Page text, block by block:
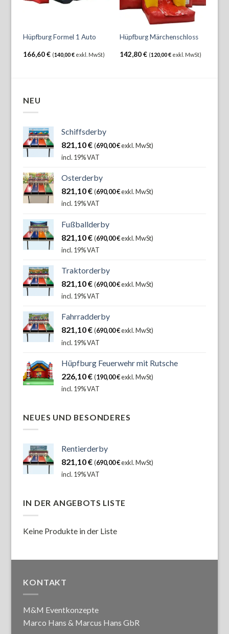
Hüpfburg Formel 1 Auto
166,60€ (140,00€ exkl. MwSt)
Hüpfburg Märchenschloss
142,80€ (120,00€exkl. MwSt)
NEU
Schiffsderby
821,10€ (690,00€exkl. MwSt)
incl. 19% VAT
Osterderby
821,10€ (690,00€exkl. MwSt)
incl. 19% VAT
Fußballderby
821,10€ (690,00€exkl. MwSt)
incl. 19% VAT
Traktorderby
821,10€ (690,00€exkl. MwSt)
incl. 19% VAT
Fahrradderby
821,10€ (690,00€exkl. MwSt)
incl. 19% VAT
Hüpfburg Feuerwehr mit Rutsche
226,10€ (190,00€exkl. MwSt)
incl. 19% VAT
NEUES UND BESONDERES
Rentierderby
821,10€ (690,00€exkl. MwSt)
incl. 19% VAT
IN DER ANGEBOTS LISTE
Keine Produkte in der Liste
KONTAKT
M&M Eventkonzepte
Marco Hans & Marcus Hans GbR